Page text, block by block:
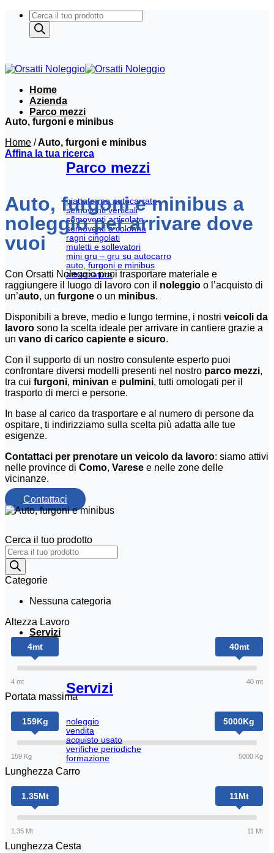
Salta
contenuti
Products
search
Home
Azienda
Parco mezzi
Parco mezzi
piattaforme autocarrate
semoventi verticali
semoventi articolate
semoventi a colonna
ragni cingolati
muletti e sollevatori
mini gru – gru su autocarro
auto, furgoni e minibus
attrezzature
Servizi
Servizi
noleggio
vendita
acquisto usato
verifiche periodiche
formazione
Auto, furgoni e minibus
Home /Auto, furgoni e minibus
Affina la tua ricerca
Auto, furgoni e minibus a
noleggio per arrivare dove
vuoi
Con Orsatti Noleggio puoi trasportare materiale e
raggiungere il luogo di lavoro con il noleggio o l’acquisto di
un’auto, un furgone o un minibus.
Disponibili a breve, medio e lungo termine, i nostri veicoli da
lavoro sono la scelta ideale per arrivare in cantiere grazie a
un vano di carico capiente e sicuro.
Con il supporto di un nostro consulente esperto puoi
confrontare diversi modelli presenti nel nostro parco mezzi,
tra cui furgoni, minivan e pulmini, tutti omologati per il
trasporto di merci e persone.
In base al carico da trasportare e al numero di persone da
ospitare, ti indirizziamo sulla scelta più adatta alle tue
esigenze.
Contattaci per prenotare un veicolo da lavoro: siamo attivi
nelle province di Como, Varese e nelle zone delle
vicinanze.
Contattaci
Cerca il tuo prodotto
Products
search
Categorie
Nessuna categoria
Altezza Lavoro
4mt 40mt
4 mt 40 mt
Portata massima
159Kg 5000Kg
159 Kg 5000 Kg
Lunghezza Carro
1.35Mt 11Mt
1.35 Mt 11 Mt
Lunghezza Cesta